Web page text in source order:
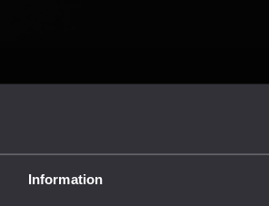
Information